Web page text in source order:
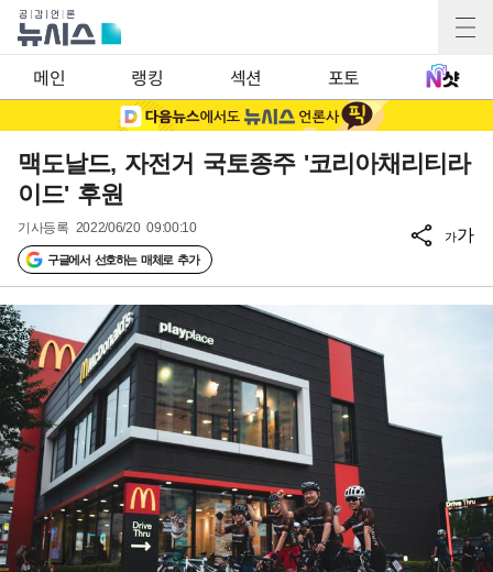
메인 랭킹 섹션 포토
맥도날드, 자전거 국토종주 '코리아채리티라
이드' 후원
기사등록 2022/06/20 09:00:10
구글에서 선호하는 매체로 추가
가가